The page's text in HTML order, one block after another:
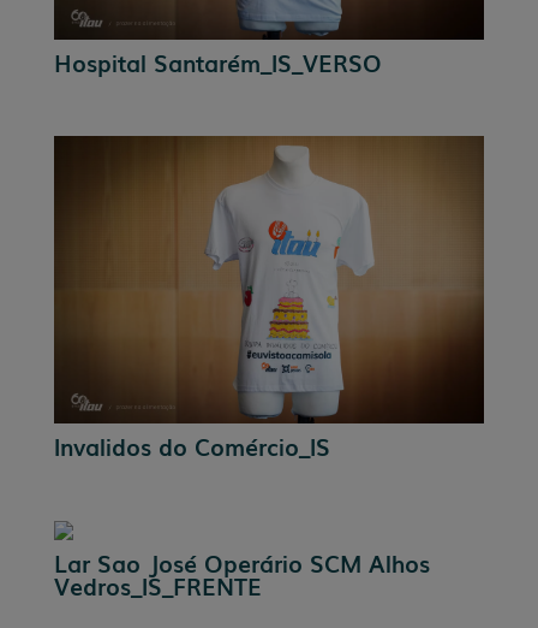
Hospital Santarém_IS_VERSO
Invalidos do Comércio_IS
Lar Sao José Operário SCM Alhos
Vedros_IS_FRENTE